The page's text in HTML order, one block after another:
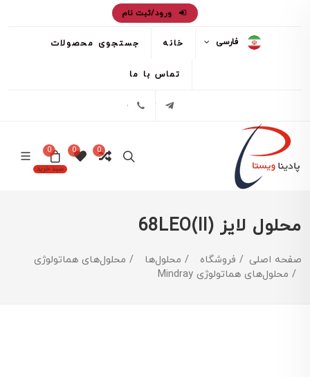
ورود/ثبت نام
فارسی خانه جستجوی محصولات
تماس با ما
تلگرام
0
0
سبد خرید
0
محلول لایز (68LEO(II
صفحه اصلی فروشگاه محلول‌ها
محلول‌های هماتولوژی
محلول‌های هماتولوژی Mindray